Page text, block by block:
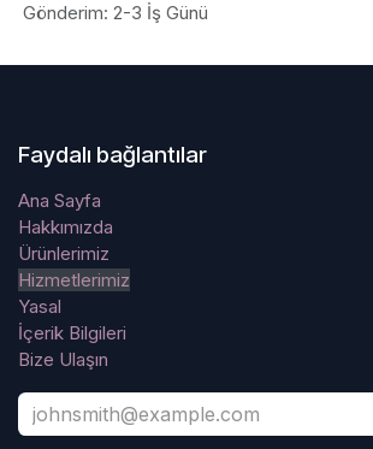
Gönderim: 2-3 İş Günü
Faydalı bağlantılar
Ana Sayfa
Hakkımızda
Ürünlerimiz
Hizmetlerimiz
Yasal
İçerik Bilgileri
Bize Ulaşın